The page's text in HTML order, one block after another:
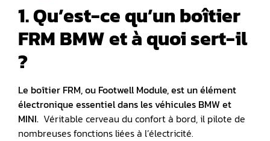
1. Qu’est-ce qu’un boîtier
FRM BMW et à quoi sert-il
?
Le boîtier FRM, ou Footwell Module, est un élément
électronique essentiel dans les véhicules BMW et
MINI. Véritable cerveau du confort à bord, il pilote de
nombreuses fonctions liées à l’électricité.